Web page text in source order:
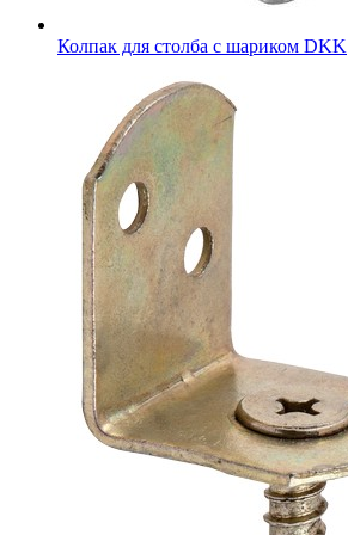
Колпак для столба с шариком DKK